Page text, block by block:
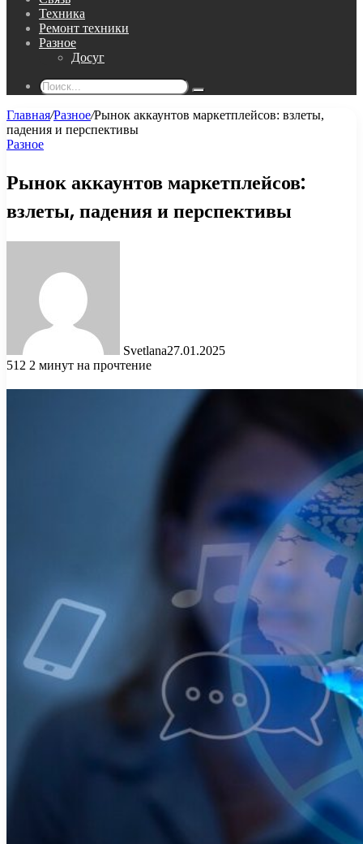
Техника
Ремонт техники
Разное
Досуг
Поиск...
Главная/Разное/Рынок аккаунтов маркетплейсов: взлеты,
падения и перспективы
Разное
Рынок аккаунтов маркетплейсов:
взлеты, падения и перспективы
Svetlana27.01.2025
512 2 минут на прочтение